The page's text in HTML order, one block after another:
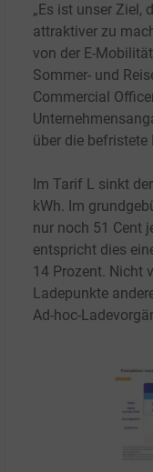
„Es ist unser Ziel,
attraktiver zu
von der E-
Sommer- und
Commercial
über die
Im Tarif L sinkt
kWh. Im
nur noch 51 Cent
entspricht dies
14 Prozent. Nicht
Ladepunkte
Ad-hoc-